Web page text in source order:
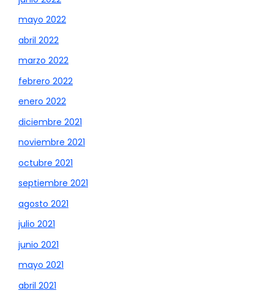
mayo 2022
abril 2022
marzo 2022
febrero 2022
enero 2022
diciembre 2021
noviembre 2021
octubre 2021
septiembre 2021
agosto 2021
julio 2021
junio 2021
mayo 2021
abril 2021